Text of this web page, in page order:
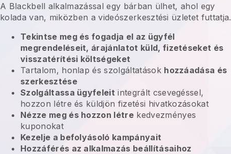
A Blackbell alkalmazással egy bárban ülhet, ahol egy
kolada van, miközben a videószerkesztési üzletet futtatja.
Tekintse meg és fogadja el az ügyfél
megrendeléseit, árajánlatot küld, fizetéseket és
visszatérítési költségeket
Tartalom, honlap és szolgáltatások hozzáadása és
szerkesztése
Szolgáltassa ügyfeleit integrált csevegéssel,
hozzon létre és küldjön fizetési hivatkozásokat
Nézze meg és hozzon létre kedvezményes
kuponokat
Kezelje a befolyásoló kampányait
Hozzáférés az alkalmazás beállításaihoz